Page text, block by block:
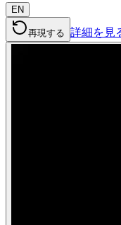
EN
再現する 詳細を見